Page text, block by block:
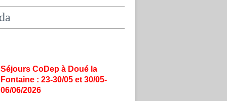
Séjours CoDep à Doué la
Fontaine : 23-30/05 et 30/05-
06/06/2026